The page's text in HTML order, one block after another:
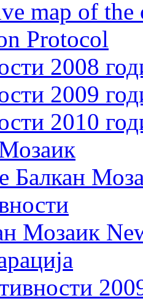
map of
Protocol
2008
2009
2010
Балкан
Мозаик